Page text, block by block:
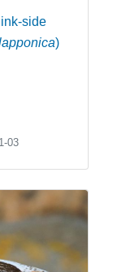
side
)
03